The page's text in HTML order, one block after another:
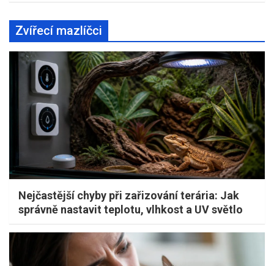
Zvířecí mazlíčci
Nejčastější chyby při zařizování terária: Jak
správně nastavit teplotu, vlhkost a UV světlo